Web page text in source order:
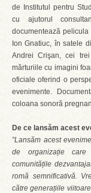
de Institutul pentru
cu ajutorul
documentează
Ion Gnatiuc, în satele
Andrei Crişan, cei
mărturiile cu imagini
oficiale oferind o
evenimente.
coloana sonoră
De ce lansăm acest
”Lansăm acest
de organizație care
comunitățile
romă semnificativă.
către generațiile